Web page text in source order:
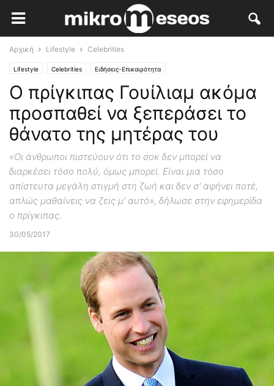
Αρχική Lifestyle Celebrities
Lifestyle Celebrities Ειδήσεις-Επικαιρότητα
Ο πρίγκιπας Γουίλιαμ ακόμα
προσπαθεί να ξεπεράσει το
θάνατο της μητέρας του
«Οι άνθρωποι πιστεύουν ότι το σοκ δεν μπορεί να
διαρκέσει τόσο πολύ, όμως μπορεί. Είναι μια τόσο
απίστευτα μεγάλη στιγμή στη ζωή και δεν σ' αφήνει ποτέ,
απλώς μαθαίνεις να ζεις μ' αυτό», δήλωσε στην εφημερίδα
ο πρίγκιπας.
30/05/2017